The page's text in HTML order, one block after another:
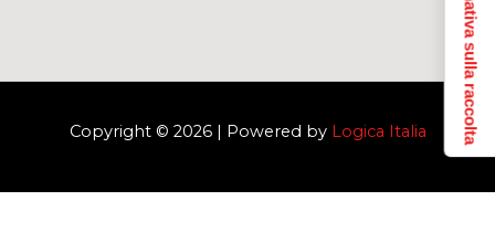
Copyright © 2026 | Powered by Logica Italia Informativa sulla raccolta